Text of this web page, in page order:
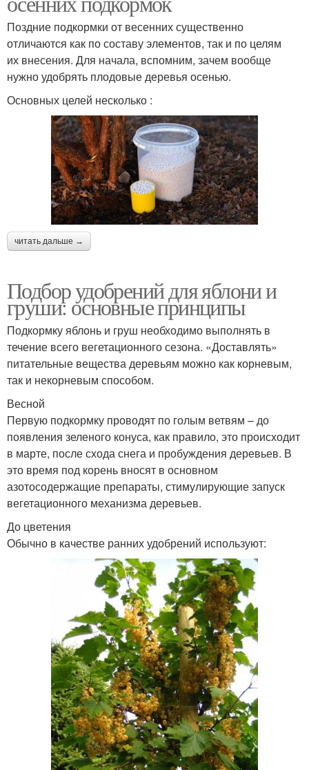
Поздние подкормки от весенних существенно
отличаются как по составу элементов, так и по целям
их внесения. Для начала, вспомним, зачем вообще
нужно удобрять плодовые деревья осенью.
Основных целей несколько :
читать дальше →
Подбор удобрений для яблони и
груши: основные принципы
Подкормку яблонь и груш необходимо выполнять в
течение всего вегетационного сезона. «Доставлять»
питательные вещества деревьям можно как корневым,
так и некорневым способом.
Весной
Первую подкормку проводят по голым ветвям – до
появления зеленого конуса, как правило, это происходит
в марте, после схода снега и пробуждения деревьев. В
это время под корень вносят в основном
азотосодержащие препараты, стимулирующие запуск
вегетационного механизма деревьев.
До цветения
Обычно в качестве ранних удобрений используют: